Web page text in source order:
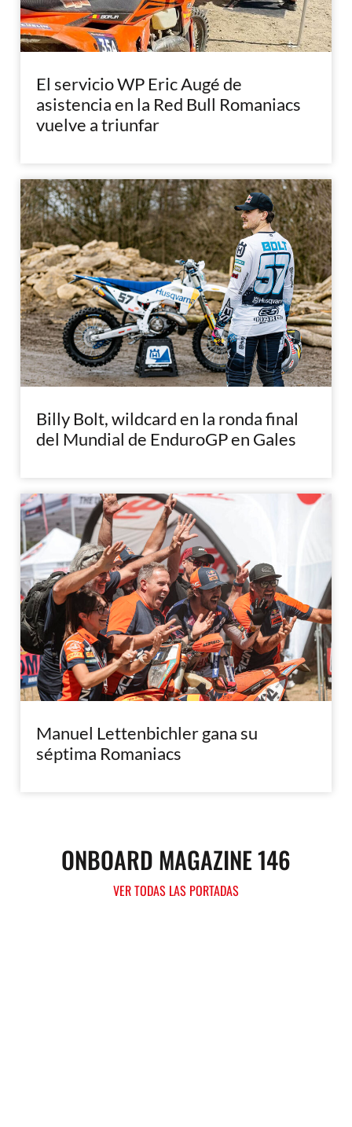
El servicio WP Eric Augé de
asistencia en la Red Bull Romaniacs
vuelve a triunfar
Billy Bolt, wildcard en la ronda final
del Mundial de EnduroGP en Gales
Manuel Lettenbichler gana su
séptima Romaniacs
ONBOARD MAGAZINE 146
VER TODAS LAS PORTADAS